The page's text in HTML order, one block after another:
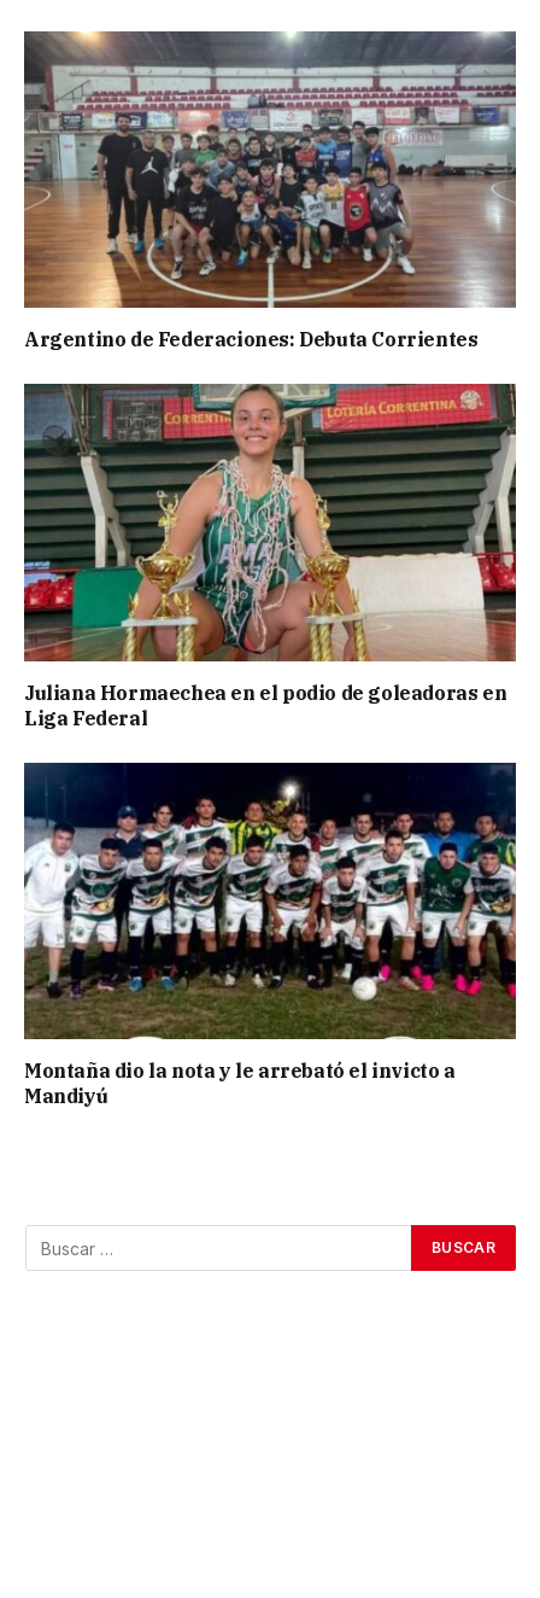
Argentino de Federaciones: Debuta Corrientes
Juliana Hormaechea en el podio de goleadoras en
Liga Federal
Montaña dio la nota y le arrebató el invicto a
Mandiyú